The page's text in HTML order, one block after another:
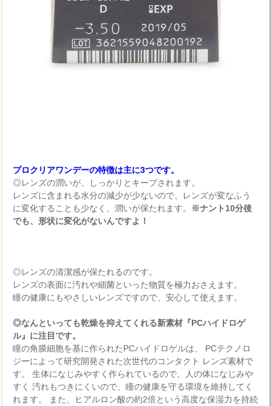
プロクリアワンデーの特徴は主に3つです。
◎レンズの潤いが、しっかりとキープされます。
レンズに含まれる水分の減少が少ないので、レンズが変なふう
に変化することも少なく、潤いが保たれます。 ※ナント10分後
でも、形状に変化がないんですよ！
◎レンズの清潔感が保たれるのです。
レンズの表面に汚れや細菌といった物質を極力おさえます。
瞳の健康にもやさしいレンズですので、安心して使えます。
◎なんといっても乾燥を抑えてくれる新素材『PCハイドロゲ
ル』に注目です。
瞳の角膜細胞を基に作られたPCハイドロゲルは、 PCテクノロ
ジーによって研究開発された次世代のコンタクト レンズ素材で
す。 生体になじみやすく作られているので、人の体になじみや
すく 汚れもつきにくいので、瞳の健康を守る環境を維持してく
れます。 また、ヒアルロン酸の約2倍という高度な保湿力を持続